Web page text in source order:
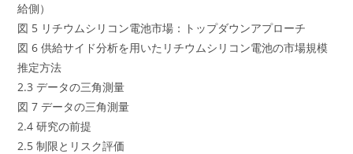
給側）
図 5 リチウムシリコン電池市場：トップダウンアプローチ
図 6 供給サイド分析を用いたリチウムシリコン電池の市場規模
推定方法
2.3 データの三角測量
図 7 データの三角測量
2.4 研究の前提
2.5 制限とリスク評価